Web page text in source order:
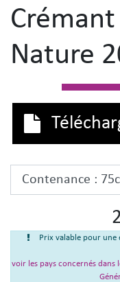
Nature
Prix valable pour une
voir les pays concernés dans